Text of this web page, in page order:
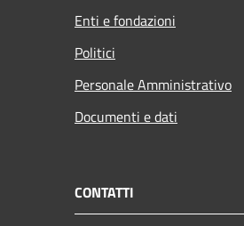
Enti e fondazioni
Politici
Personale Amministrativo
Documenti e dati
CONTATTI